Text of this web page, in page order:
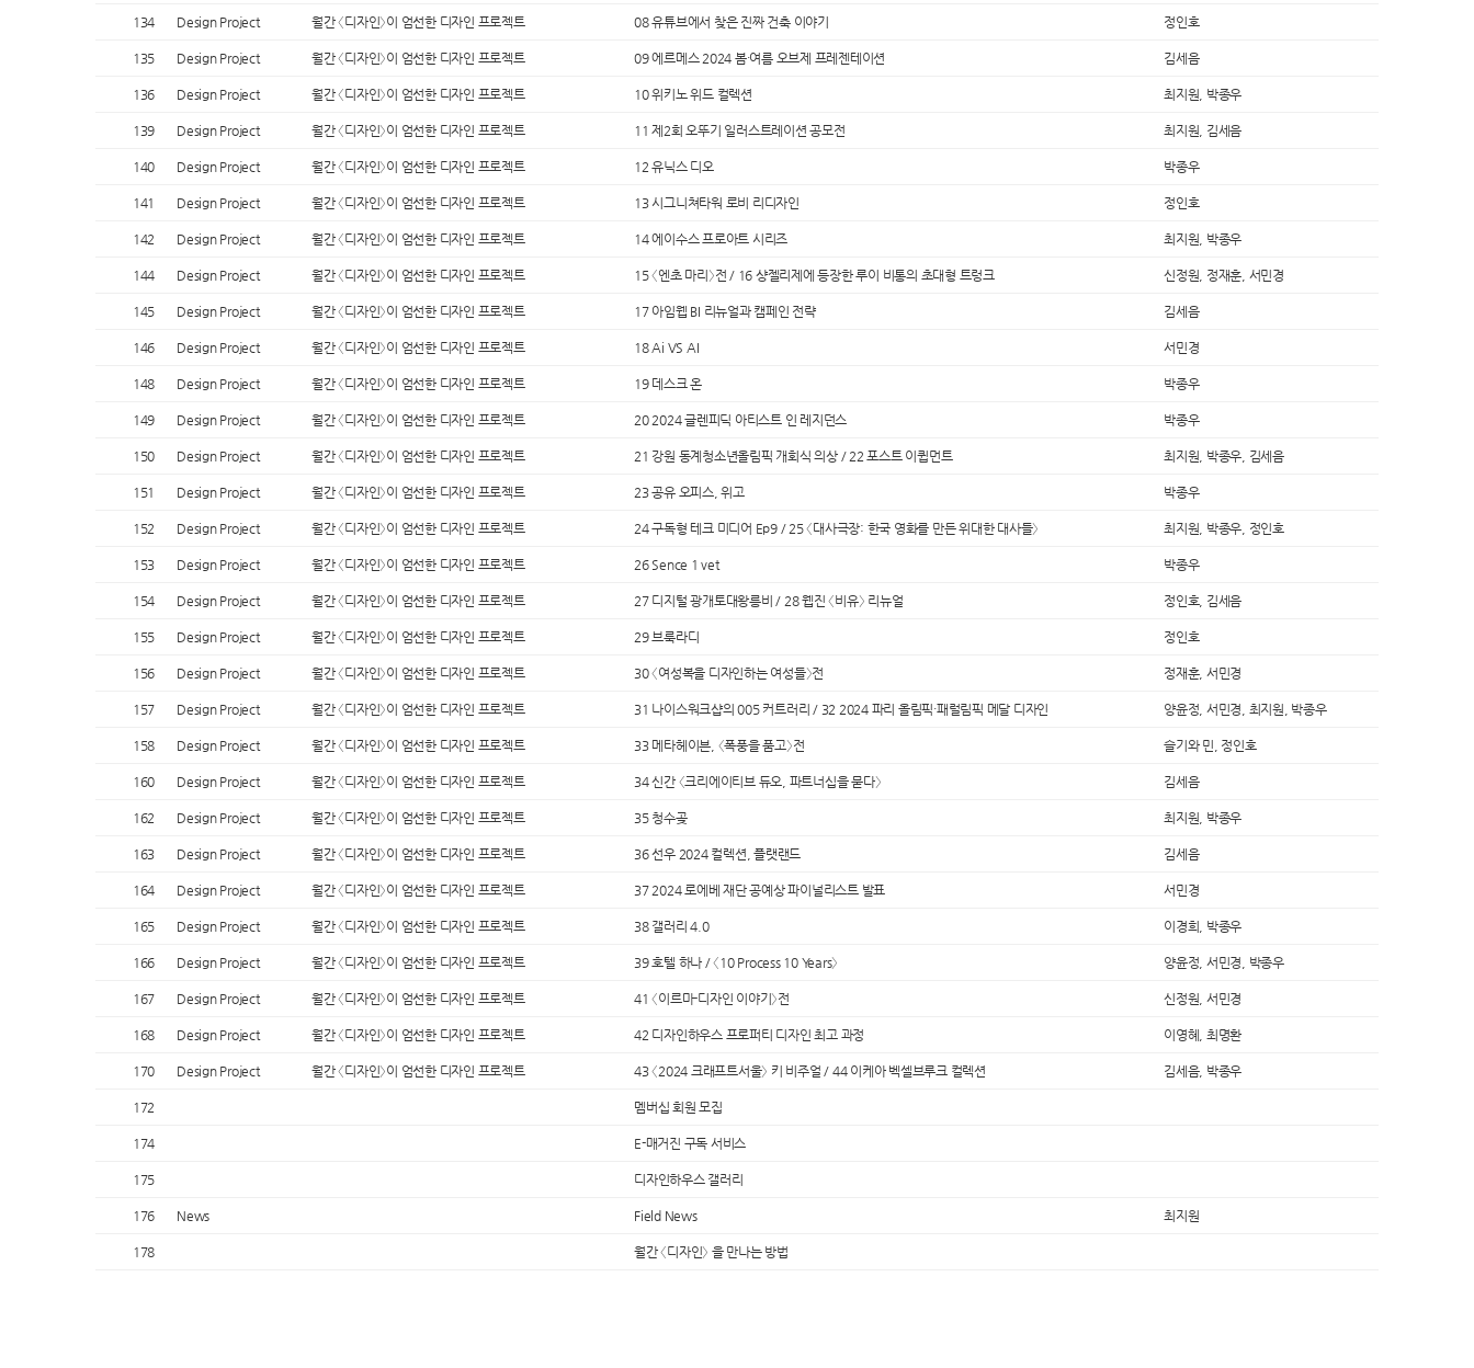
134 Design Project 월간 〈디자인〉이 엄선한 디자인 프로젝트 08 유튜브에서 찾은 진짜 건축 이야기 정인호
135 Design Project 월간 〈디자인〉이 엄선한 디자인 프로젝트 09 에르메스 2024 봄·여름 오브제 프레젠테이션 김세음
136 Design Project 월간 〈디자인〉이 엄선한 디자인 프로젝트 10 위키노 위드 컬렉션 최지원, 박종우
139 Design Project 월간 〈디자인〉이 엄선한 디자인 프로젝트 11 제2회 오뚜기 일러스트레이션 공모전 최지원, 김세음
140 Design Project 월간 〈디자인〉이 엄선한 디자인 프로젝트 12 유닉스 디오 박종우
141 Design Project 월간 〈디자인〉이 엄선한 디자인 프로젝트 13 시그니쳐타워 로비 리디자인 정인호
142 Design Project 월간 〈디자인〉이 엄선한 디자인 프로젝트 14 에이수스 프로아트 시리즈 최지원, 박종우
144 Design Project 월간 〈디자인〉이 엄선한 디자인 프로젝트 15 〈엔초 마리〉전 / 16 샹젤리제에 등장한 루이 비통의 초대형 트렁크 신정원, 정재훈, 서민경
145 Design Project 월간 〈디자인〉이 엄선한 디자인 프로젝트 17 아임웹 BI 리뉴얼과 캠페인 전략 김세음
146 Design Project 월간 〈디자인〉이 엄선한 디자인 프로젝트 18 Ai VS AI 서민경
148 Design Project 월간 〈디자인〉이 엄선한 디자인 프로젝트 19 데스크 온 박종우
149 Design Project 월간 〈디자인〉이 엄선한 디자인 프로젝트 20 2024 글렌피딕 아티스트 인 레지던스 박종우
150 Design Project 월간 〈디자인〉이 엄선한 디자인 프로젝트 21 강원 동계청소년올림픽 개회식 의상 / 22 포스트 이큅먼트 최지원, 박종우, 김세음
151 Design Project 월간 〈디자인〉이 엄선한 디자인 프로젝트 23 공유 오피스, 위고 박종우
152 Design Project 월간 〈디자인〉이 엄선한 디자인 프로젝트 24 구독형 테크 미디어 Ep9 / 25 〈대사극장: 한국 영화를 만든 위대한 대사들〉 최지원, 박종우, 정인호
153 Design Project 월간 〈디자인〉이 엄선한 디자인 프로젝트 26 Sence 1 vet 박종우
154 Design Project 월간 〈디자인〉이 엄선한 디자인 프로젝트 27 디지털 광개토대왕릉비 / 28 웹진 〈비유〉 리뉴얼 정인호, 김세음
155 Design Project 월간 〈디자인〉이 엄선한 디자인 프로젝트 29 브룩라디 정인호
156 Design Project 월간 〈디자인〉이 엄선한 디자인 프로젝트 30 〈여성복을 디자인하는 여성들〉전 정재훈, 서민경
157 Design Project 월간 〈디자인〉이 엄선한 디자인 프로젝트 31 나이스워크샵의 005 커트러리 / 32 2024 파리 올림픽·패럴림픽 메달 디자인 양윤정, 서민경, 최지원, 박종우
158 Design Project 월간 〈디자인〉이 엄선한 디자인 프로젝트 33 메타헤이븐, 〈폭풍을 품고〉전 슬기와 민, 정인호
160 Design Project 월간 〈디자인〉이 엄선한 디자인 프로젝트 34 신간 〈크리에이티브 듀오, 파트너십을 묻다〉 김세음
162 Design Project 월간 〈디자인〉이 엄선한 디자인 프로젝트 35 청수곶 최지원, 박종우
163 Design Project 월간 〈디자인〉이 엄선한 디자인 프로젝트 36 선우 2024 컬렉션, 플랫랜드 김세음
164 Design Project 월간 〈디자인〉이 엄선한 디자인 프로젝트 37 2024 로에베 재단 공예상 파이널리스트 발표 서민경
165 Design Project 월간 〈디자인〉이 엄선한 디자인 프로젝트 38 갤러리 4.0 이경희, 박종우
166 Design Project 월간 〈디자인〉이 엄선한 디자인 프로젝트 39 호텔 하나 / 〈10 Process 10 Years〉 양윤정, 서민경, 박종우
167 Design Project 월간 〈디자인〉이 엄선한 디자인 프로젝트 41 〈이르마-디자인 이야기〉전 신정원, 서민경
168 Design Project 월간 〈디자인〉이 엄선한 디자인 프로젝트 42 디자인하우스 프로퍼티 디자인 최고 과정 이영혜, 최명환
170 Design Project 월간 〈디자인〉이 엄선한 디자인 프로젝트 43 〈2024 크래프트서울〉 키 비주얼 / 44 이케아 벡셀브루크 컬렉션 김세음, 박종우
172 멤버십 회원 모집
174 E-매거진 구독 서비스
175 디자인하우스 갤러리
176 News Field News 최지원
178 월간 〈디자인〉 을 만나는 방법